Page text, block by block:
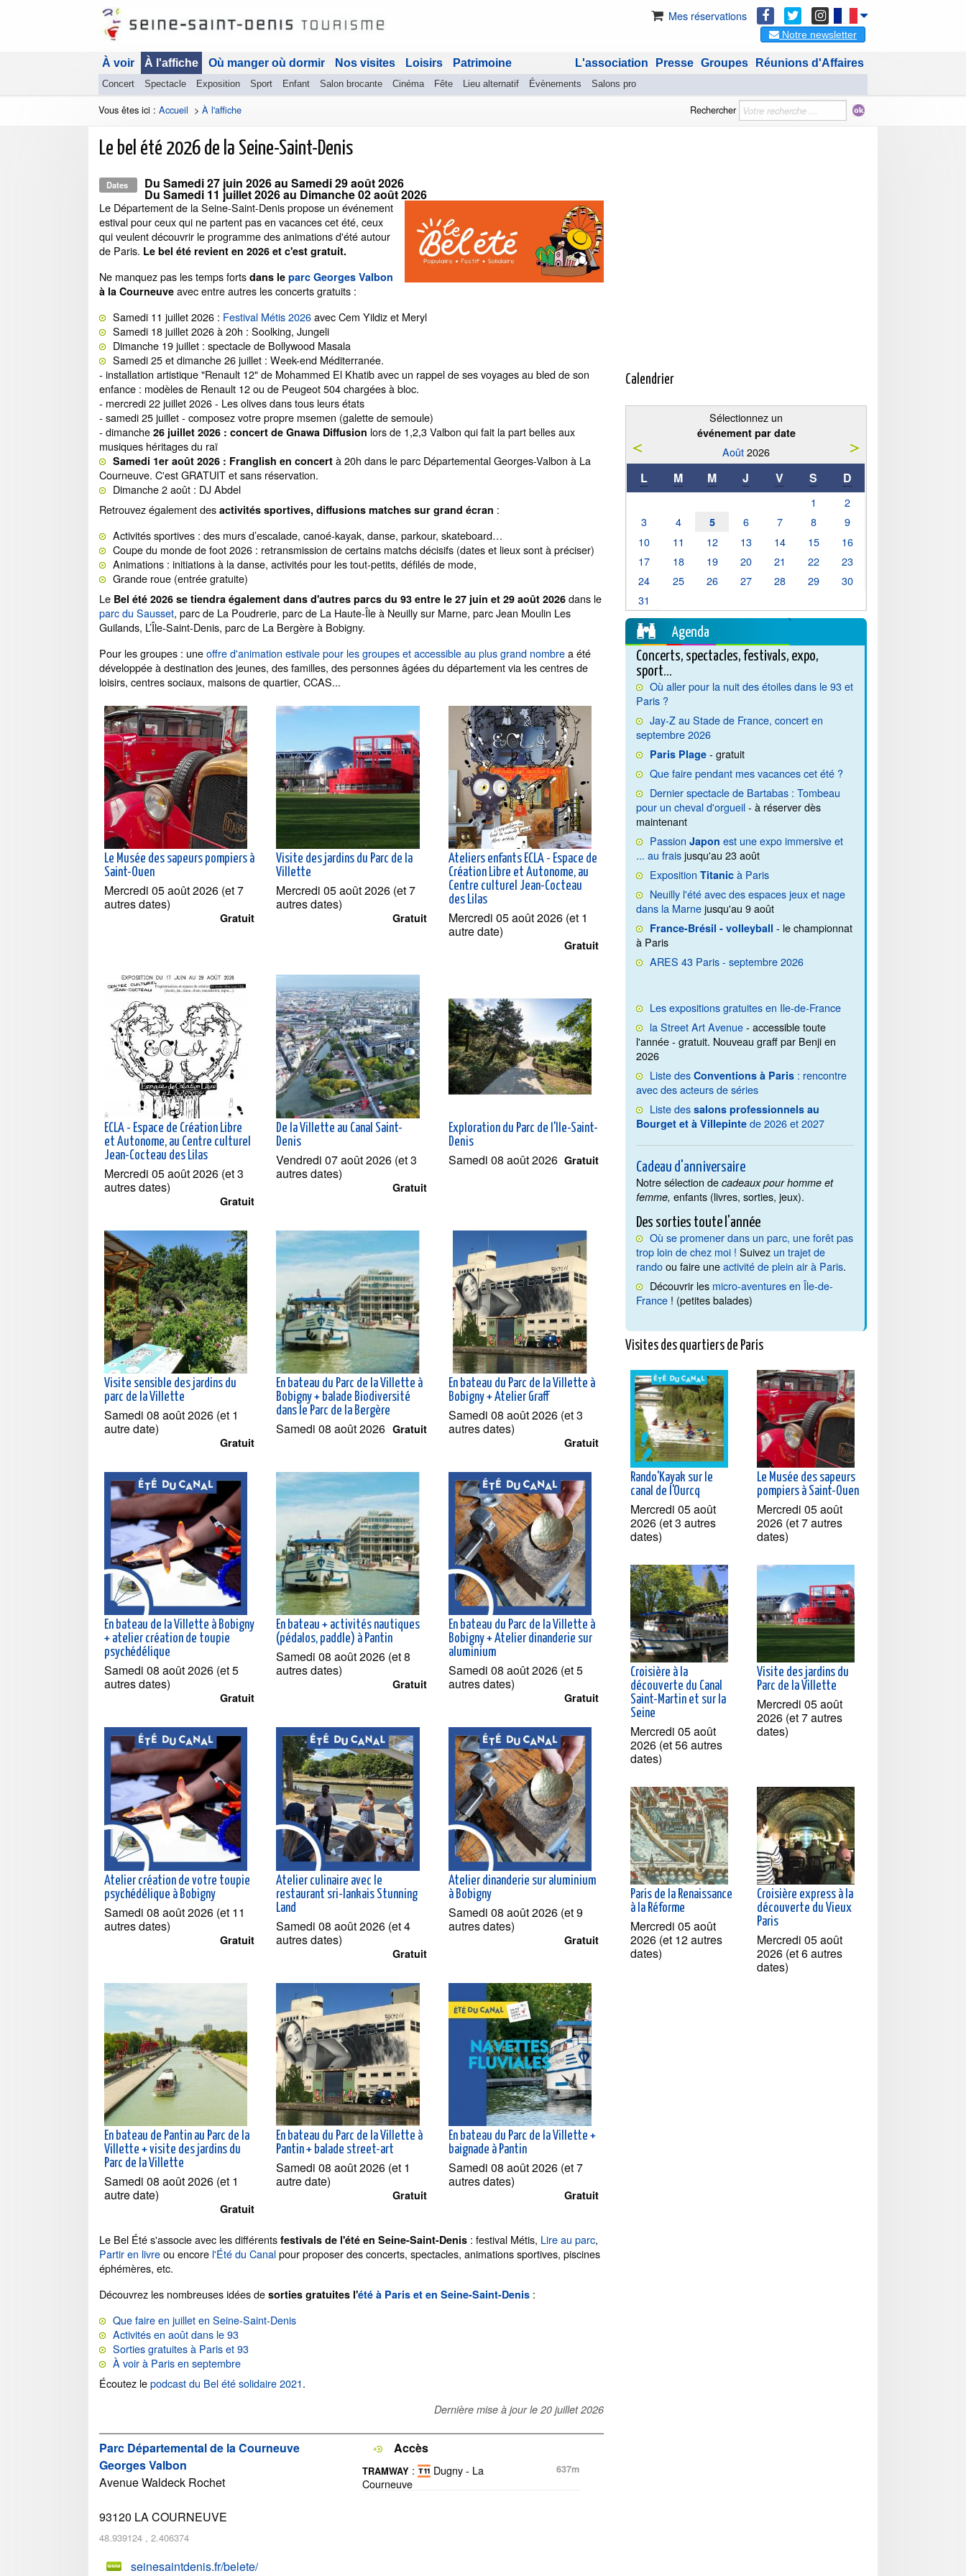
Mes réservations
Notre newsletter
À voir À l'affiche
Concert Spectacle Exposition Sport Enfant Salon brocante Cinéma Fête Lieu alternatif Évènements Salons pro
Où manger où dormir Nos visites Loisirs Patrimoine Réunions d'Affaires
Groupes
Presse
L'association
Vous êtes ici : Accueil > À l'affiche Rechercher
Le bel été 2026 de la Seine-Saint-Denis
Dates Du Samedi 27 juin 2026au Samedi 29 août 2026
Du Samedi 11 juillet 2026au Dimanche 02 août 2026
Le Département de la Seine-Saint-Denis propose un événement
estival pour ceux qui ne partent pas en vacances cet été, ceux
qui veulent découvrir le programme des animations d'été autour
de Paris. Le bel été revient en 2026 et c'est gratuit.
Ne manquez pas les temps forts dans le parc Georges Valbon
à la Courneuve avec entre autres les concerts gratuits :
Samedi 11 juillet 2026 : Festival Métis 2026avec Cem Yildiz et Meryl
Samedi 18 juillet 2026 à 20h : Soolking, Jungeli
Dimanche 19 juillet : spectacle de Bollywood Masala
Samedi 25 et dimanche 26 juillet : Week-end Méditerranée.
- installation artistique "Renault 12" de Mohammed El Khatib avec un rappel de ses voyages au bled de son
enfance : modèles de Renault 12 ou de Peugeot 504 chargées à bloc.
- mercredi 22 juillet 2026 - Les olives dans tous leurs états
- samedi 25 juillet - composez votre propre msemen (galette de semoule)
- dimanche 26 juillet 2026 : concert de Gnawa Diffusion lors de 1,2,3 Valbon qui fait la part belles aux
musiques héritages du raï
Samedi 1er août 2026 : Franglish en concert à 20h dans le parc Départemental Georges-Valbon à La
Courneuve. C'est GRATUIT et sans réservation.
Dimanche 2 août : DJ Abdel
Retrouvez également des activités sportives, diffusions matches sur grand écran :
Activités sportives : des murs d’escalade, canoé-kayak, danse, parkour, skateboard…
Coupe du monde de foot 2026 : retransmission de certains matchs décisifs (dates et lieux sont à préciser)
Animations : initiations à la danse, activités pour les tout-petits, défilés de mode,
Grande roue (entrée gratuite)
Le Bel été 2026 se tiendra également dans d'autres parcs du 93 entre le 27 juin et 29 août 2026 dans le
parc du Sausset, parc de La Poudrerie, parc de La Haute-Île à Neuilly sur Marne, parc Jean Moulin Les
Guilands, L’Île-Saint-Denis, parc de La Bergère à Bobigny.
Pour les groupes : uneoffre d'animation estivale pour les groupes et accessible au plus grand nombrea été
développée à destination des jeunes, des familles, des personnes âgées du département via les centres de
loisirs, centres sociaux, maisons de quartier, CCAS...
Le Musée des sapeurs pompiers à
Saint-Ouen
Mercredi 05 août 2026 (et 7
autres dates)
Gratuit
Visite des jardins du Parc de la
Villette
Mercredi 05 août 2026 (et 7
autres dates)
Gratuit
Ateliers enfants ECLA - Espace de
Création Libre et Autonome, au
Centre culturel Jean-Cocteau
des Lilas
Mercredi 05 août 2026 (et 1
autre date)
Gratuit
ECLA - Espace de Création Libre
et Autonome, au Centre culturel
Jean-Cocteau des Lilas
Mercredi 05 août 2026 (et 3
autres dates)
Gratuit
De la Villette au Canal Saint-
Denis
Vendredi 07 août 2026 (et 3
autres dates)
Gratuit
Exploration du Parc de l'Ile-Saint-
Denis
Samedi 08 août 2026 Gratuit
Visite sensible des jardins du
parc de la Villette
Samedi 08 août 2026 (et 1
autre date)
Gratuit
En bateau du Parc de la Villette à
Bobigny + balade Biodiversité
dans le Parc de la Bergère
Samedi 08 août 2026 Gratuit
En bateau du Parc de la Villette à
Bobigny + Atelier Graff
Samedi 08 août 2026 (et 3
autres dates)
Gratuit
En bateau de la Villette à Bobigny
+ atelier création de toupie
psychédélique
Samedi 08 août 2026 (et 5
autres dates)
Gratuit
En bateau + activités nautiques
(pédalos, paddle) à Pantin
Samedi 08 août 2026 (et 8
autres dates)
Gratuit
En bateau du Parc de la Villette à
Bobigny + Atelier dinanderie sur
aluminium
Samedi 08 août 2026 (et 5
autres dates)
Gratuit
Atelier création de votre toupie
psychédélique à Bobigny
Samedi 08 août 2026 (et 11
autres dates)
Gratuit
Atelier culinaire avec le
restaurant sri-lankais Stunning
Land
Samedi 08 août 2026 (et 4
autres dates)
Gratuit
Atelier dinanderie sur aluminium
à Bobigny
Samedi 08 août 2026 (et 9
autres dates)
Gratuit
En bateau de Pantin au Parc de la
Villette + visite des jardins du
Parc de la Villette
Samedi 08 août 2026 (et 1
autre date)
Gratuit
En bateau du Parc de la Villette à
Pantin + balade street-art
Samedi 08 août 2026 (et 1
autre date)
Gratuit
En bateau du Parc de la Villette +
baignade à Pantin
Samedi 08 août 2026 (et 7
autres dates)
Gratuit
Le Bel Été s'associe avec les différents festivals de l'été en Seine-Saint-Denis : festival Métis, Lire au parc,
Partir en livreou encore l'Été du Canalpour proposer des concerts, spectacles, animations sportives, piscines
éphémères, etc.
Découvrez les nombreuses idées de sorties gratuites l'été à Paris et en Seine-Saint-Denis :
Que faire en juillet en Seine-Saint-Denis
Activités en août dans le 93
Sorties gratuites à Paris et 93
À voir à Paris en septembre
Écoutez lepodcast du Bel été solidaire 2021.
Dernière mise à jour le 20 juillet 2026
Parc Départemental de la Courneuve
Georges Valbon
Avenue Waldeck Rochet
93120 LA COURNEUVE
48.939124 , 2.406374
seinesaintdenis.fr/belete/
Accès
TRAMWAY :
Dugny - La
Courneuve
637m
Calendrier
Sélectionnez un
événement par date
Août2026
L M M J V S D
1
2
3
4 5 6 7 8
9
10
11 12 13 14 15
16
17
18 19 20 21 22
23
24
25 26 27 28 29
30
31
Agenda
Concerts, spectacles, festivals, expo,
sport...
Où aller pour la nuit des étoiles dans le 93 et
Paris ?
Jay-Z au Stade de France, concert en
septembre 2026
Paris Plage - gratuit
Que faire pendant mes vacances cet été ?
Dernier spectacle de Bartabas : Tombeau
pour un cheval d'orgueil- à réserver dès
maintenant
PassionJapon est une expo immersive et
... au fraisjusqu'au 23 août
ExpositionTitanic à Paris
Neuilly l'été avec des espaces jeux et nage
dans la Marnejusqu'au 9 août
France-Brésil - volleyball - le championnat
à Paris
ARES 43 Paris - septembre 2026
Les expositions gratuites en Ile-de-France
la Street Art Avenue- accessible toute
l'année - gratuit. Nouveau graff par Benji en
2026
Liste desConventions à Paris : rencontre
avec des acteurs de séries
Liste dessalons professionnels au
Bourget et à Villepinte de 2026 et 2027
Cadeau d'anniversaire
Notre sélection decadeaux pour homme et
femme, enfants (livres, sorties, jeux).
Des sorties toute l'année
Où se promener dans un parc, une forêt pas
trop loin de chez moi ! Suivez un trajet de
randoou faire uneactivité de plein air à Paris.
Découvrir les micro-aventures en Île-de-
France ! (petites balades)
Visites des quartiers de Paris
Rando'Kayak sur le
canal de l'Ourcq
Mercredi 05 août
2026 (et 3 autres
dates)
Le Musée des sapeurs
pompiers à Saint-Ouen
Mercredi 05 août
2026 (et 7 autres
dates)
Croisière à la
découverte du Canal
Saint-Martin et sur la
Seine
Mercredi 05 août
2026 (et 56 autres
dates)
Visite des jardins du
Parc de la Villette
Mercredi 05 août
2026 (et 7 autres
dates)
Paris de la Renaissance
à la Réforme
Mercredi 05 août
2026 (et 12 autres
dates)
Croisière express à la
découverte du Vieux
Paris
Mercredi 05 août
2026 (et 6 autres
dates)